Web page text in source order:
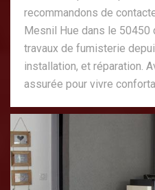
recommandons de
Mesnil Hue dans le 50450
travaux de fumisterie
installation, et réparation.
assurée pour vivre